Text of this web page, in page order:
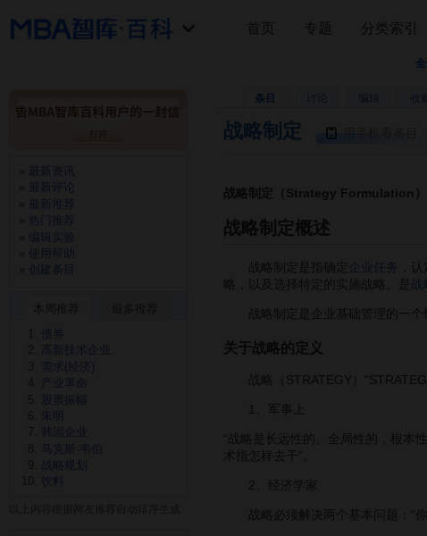
条目 收藏
战略制定
战略制定（Strategy Formulation）
战略制定概述
战略制定是指确定 企业任务 ，
略，以及选择特定的实施战略。是 战
战略制定是企业基础管理的一个
关于战略的定义
战略（STRATEGY）
1、军事上
“战略是长远性的、全局性的，根本
术指怎样去干”。
2、经济学家
战略必须解决两个基本问题：“你
首页 专题 分类索引
最新资讯
最新评论
最新推荐
热门推荐
编辑实验
使用帮助
创建条目
债券
高新技术企业
需求(经济)
产业革命
股票振幅
朱明
韩国企业
马克斯·韦伯
战略规划
饮料